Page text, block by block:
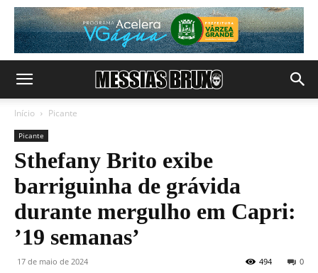
Início Picante
Picante
Sthefany Brito exibe
barriguinha de grávida
durante mergulho em Capri:
’19 semanas’
17 de maio de 2024 0
494